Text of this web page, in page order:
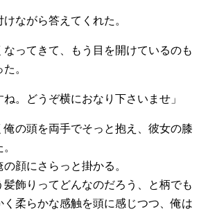
ながら答えてくれた。
ってきて、もう目を開けているのも
。
ね。どうぞ横におなり下さいませ」
の頭を両手でそっと抱え、彼女の膝
顔にさらっと掛かる。
飾りってどんなのだろう、と柄でも
く柔らかな感触を頭に感じつつ、俺は